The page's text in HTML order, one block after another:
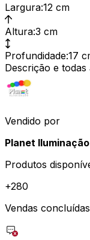
Largura:12 cm
Altura:3 cm
Profundidade:17
Descrição e
Vendido por
Planet Iluminação
Produtos
+280
Vendas concluídas